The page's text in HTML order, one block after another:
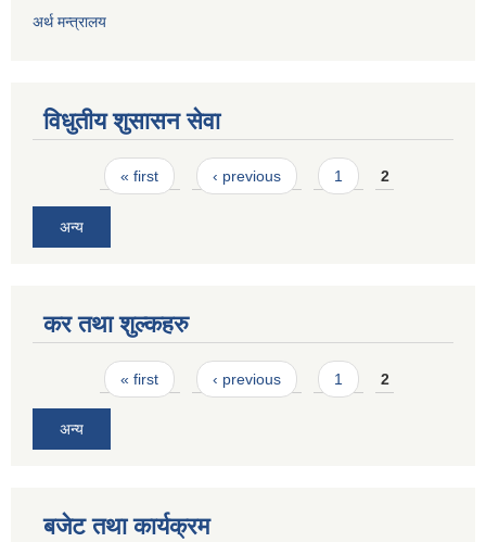
अर्थ मन्त्रालय
विधुतीय शुसासन सेवा
Pages« first ‹ previous 1 2
अन्य
कर तथा शुल्कहरु
Pages« first ‹ previous 1 2
अन्य
बजेट तथा कार्यक्रम